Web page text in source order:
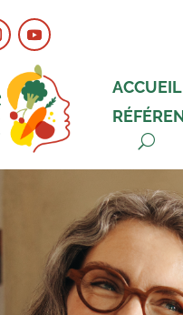
ACCUEIL